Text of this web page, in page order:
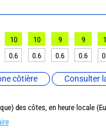
côtière Consulter
10 10 9 9
0.6 0.6 0.6 0.6
des côtes, en heure locale